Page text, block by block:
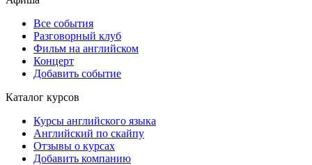
Все события
Разговорный клуб
Фильм на английском
Концерт
Добавить событие
Каталог курсов
Курсы английского языка
Английский по скайпу
Отзывы о курсах
Добавить компанию